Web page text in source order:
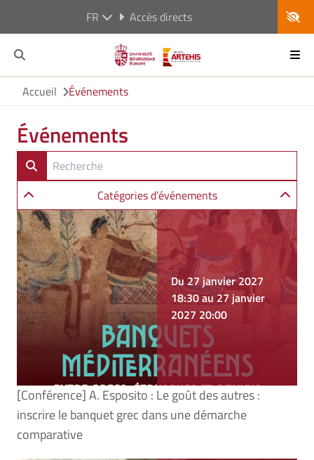
FR Accès directs
Accueil Événements
Événements
Catégories d’événements
Du 27 janvier 2027
18:30 au 27 janvier
2027 20:00
[Conférence] A. Esposito : Le goût des autres :
inscrire le banquet grec dans une démarche
comparative